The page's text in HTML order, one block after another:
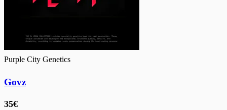
Purple City Genetics
Govz
35€